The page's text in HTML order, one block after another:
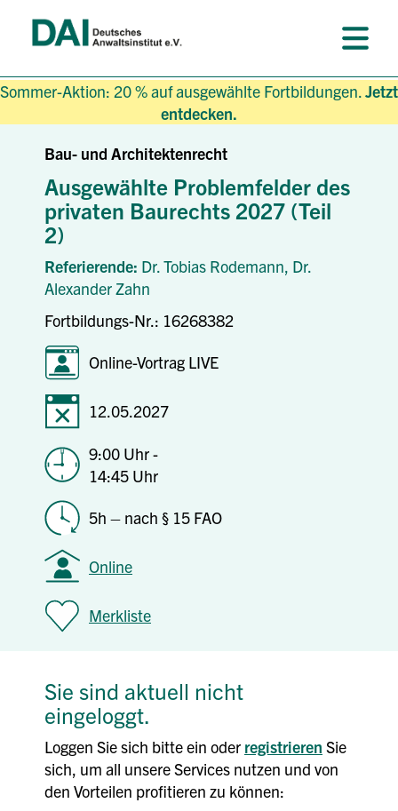
Sommer-Aktion: 20 % auf ausgewählte Fortbildungen.Jetzt
entdecken.
Bau- und Architektenrecht
Ausgewählte Problemfelder des
privaten Baurechts 2027 (Teil
2)
Referierende: Dr. Tobias Rodemann, Dr.
Alexander Zahn
Fortbildungs-Nr.: 16268382
Online-Vortrag LIVE
12.05.2027
9:00 Uhr -
14:45 Uhr
5h – nach § 15 FAO
Online
Merkliste
Sie sind aktuell nicht
eingeloggt.
Loggen Sie sich bitte ein oder registrieren Sie
sich, um all unsere Services nutzen und von
den Vorteilen profitieren zu können: